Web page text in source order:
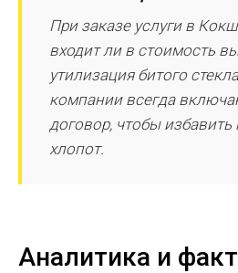
При заказе услуги в
входит ли в стоимость
утилизация битого
компании всегда
договор, чтобы
хлопот.
Аналитика и